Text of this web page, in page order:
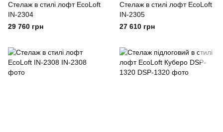
Cтелаж в стилі лофт EcoLoft
IN-2304
29 760 грн
Cтелаж в стилі лофт EcoLoft
IN-2305
27 610 грн